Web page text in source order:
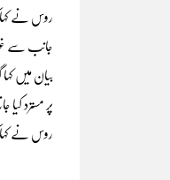
روس نے
جانب سے
بیان میں
پر مسترد
روس نے